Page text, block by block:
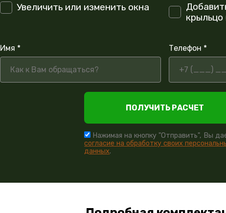
Увеличить или изменить окна
крыльцо
Имя * Телефон *
ПОЛУЧИТЬ РАСЧЕТ
Нажимая на кнопку "Отправить", Вы
согласие на обработку своих
данных.